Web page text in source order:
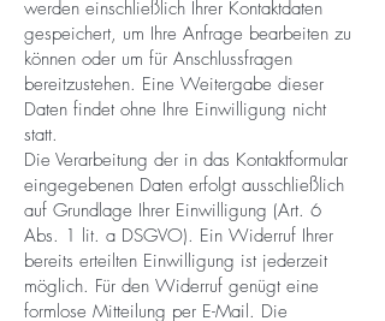
werden einschließlich Ihrer Kontaktdaten
gespeichert, um Ihre Anfrage bearbeiten zu
können oder um für Anschlussfragen
bereitzustehen. Eine Weitergabe dieser
Daten findet ohne Ihre Einwilligung nicht
statt.
Die Verarbeitung der in das Kontaktformular
eingegebenen Daten erfolgt ausschließlich
auf Grundlage Ihrer Einwilligung (Art. 6
Abs. 1 lit. a DSGVO). Ein Widerruf Ihrer
bereits erteilten Einwilligung ist jederzeit
möglich. Für den Widerruf genügt eine
formlose Mitteilung per E-Mail. Die